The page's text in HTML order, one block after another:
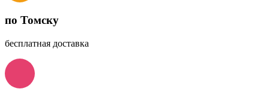
по Томску
бесплатная доставка